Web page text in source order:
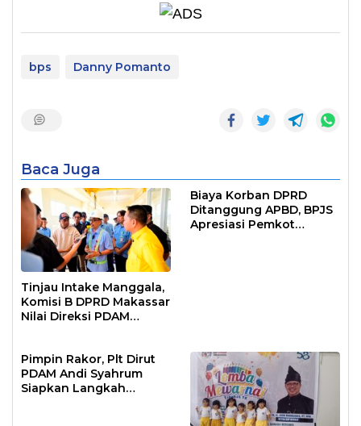
bps Danny Pomanto
Baca Juga
Tinjau Intake Manggala,
Komisi B DPRD Makassar
Nilai Direksi PDAM
Biaya Korban DPRD
Ditanggung APBD, BPJS
Apresiasi Pemkot
Pimpin Rakor, Plt Dirut
PDAM Andi Syahrum
Siapkan Langkah